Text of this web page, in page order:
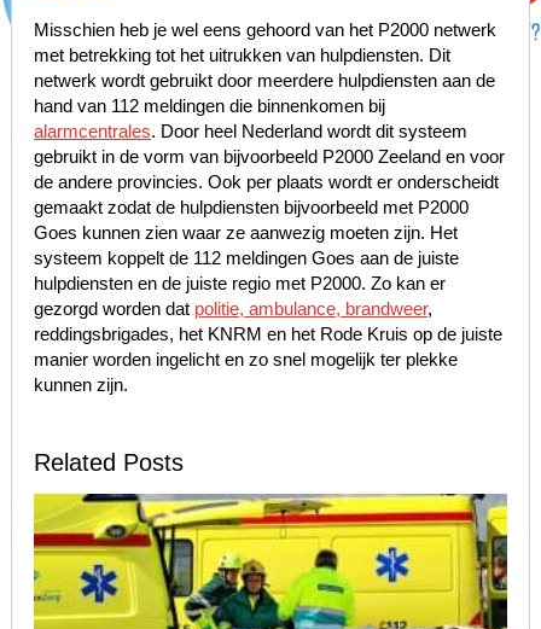
Misschien heb je wel eens gehoord van het P2000 netwerk
met betrekking tot het uitrukken van hulpdiensten. Dit
netwerk wordt gebruikt door meerdere hulpdiensten aan de
hand van 112 meldingen die binnenkomen bij
alarmcentrales. Door heel Nederland wordt dit systeem
gebruikt in de vorm van bijvoorbeeld P2000 Zeeland en voor
de andere provincies. Ook per plaats wordt er onderscheidt
gemaakt zodat de hulpdiensten bijvoorbeeld met P2000
Goes kunnen zien waar ze aanwezig moeten zijn. Het
systeem koppelt de 112 meldingen Goes aan de juiste
hulpdiensten en de juiste regio met P2000. Zo kan er
gezorgd worden dat politie, ambulance, brandweer,
reddingsbrigades, het KNRM en het Rode Kruis op de juiste
manier worden ingelicht en zo snel mogelijk ter plekke
kunnen zijn.
Related Posts